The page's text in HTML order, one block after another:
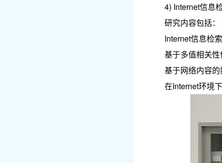
4) Internet信息
研究内容包括：
Internet信息检
基于多值相关
基于网络内容
在Internet环境